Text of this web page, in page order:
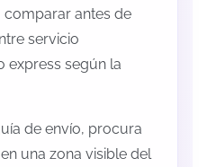
comparar antes de
servicio
express según la
de envío, procura
una zona visible del